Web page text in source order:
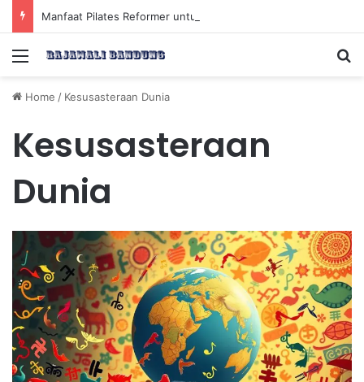
Menu
Home / Kesusasteraan Dunia
Kesusasteraan
Dunia